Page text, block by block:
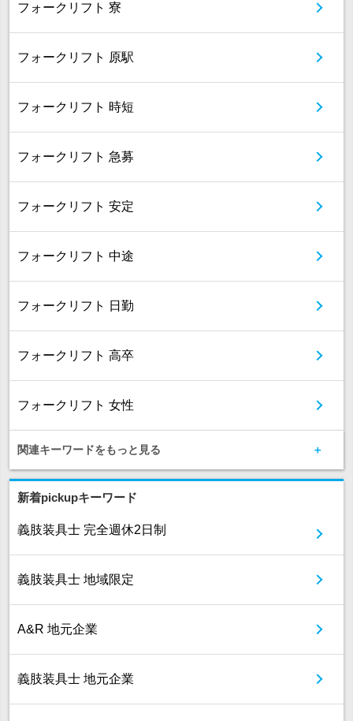
フォークリフト 寮
フォークリフト 原駅
フォークリフト 時短
フォークリフト 急募
フォークリフト 安定
フォークリフト 中途
フォークリフト 日勤
フォークリフト 高卒
フォークリフト 女性
関連キーワードをもっと見る
新着pickupキーワード
義肢装具士 完全週休2日制
義肢装具士 地域限定
A&R 地元企業
義肢装具士 地元企業